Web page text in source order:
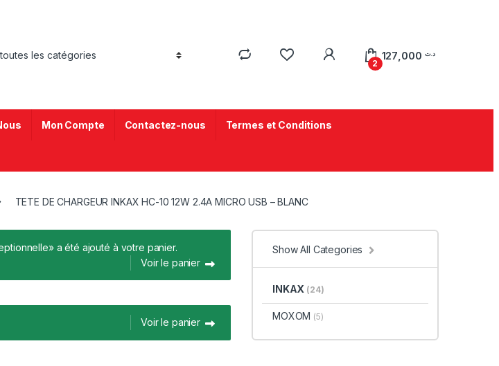
2
د.ت
Mon Compte Contactez-nous Termes et Conditions
TETE DE CHARGEUR INKAX HC-10 12W 2.4A MICRO USB – BLANC
a été ajouté à votre panier.
Voir le panier
Voir le panier
Show All Categories
INKAX (24)
MOXOM (5)